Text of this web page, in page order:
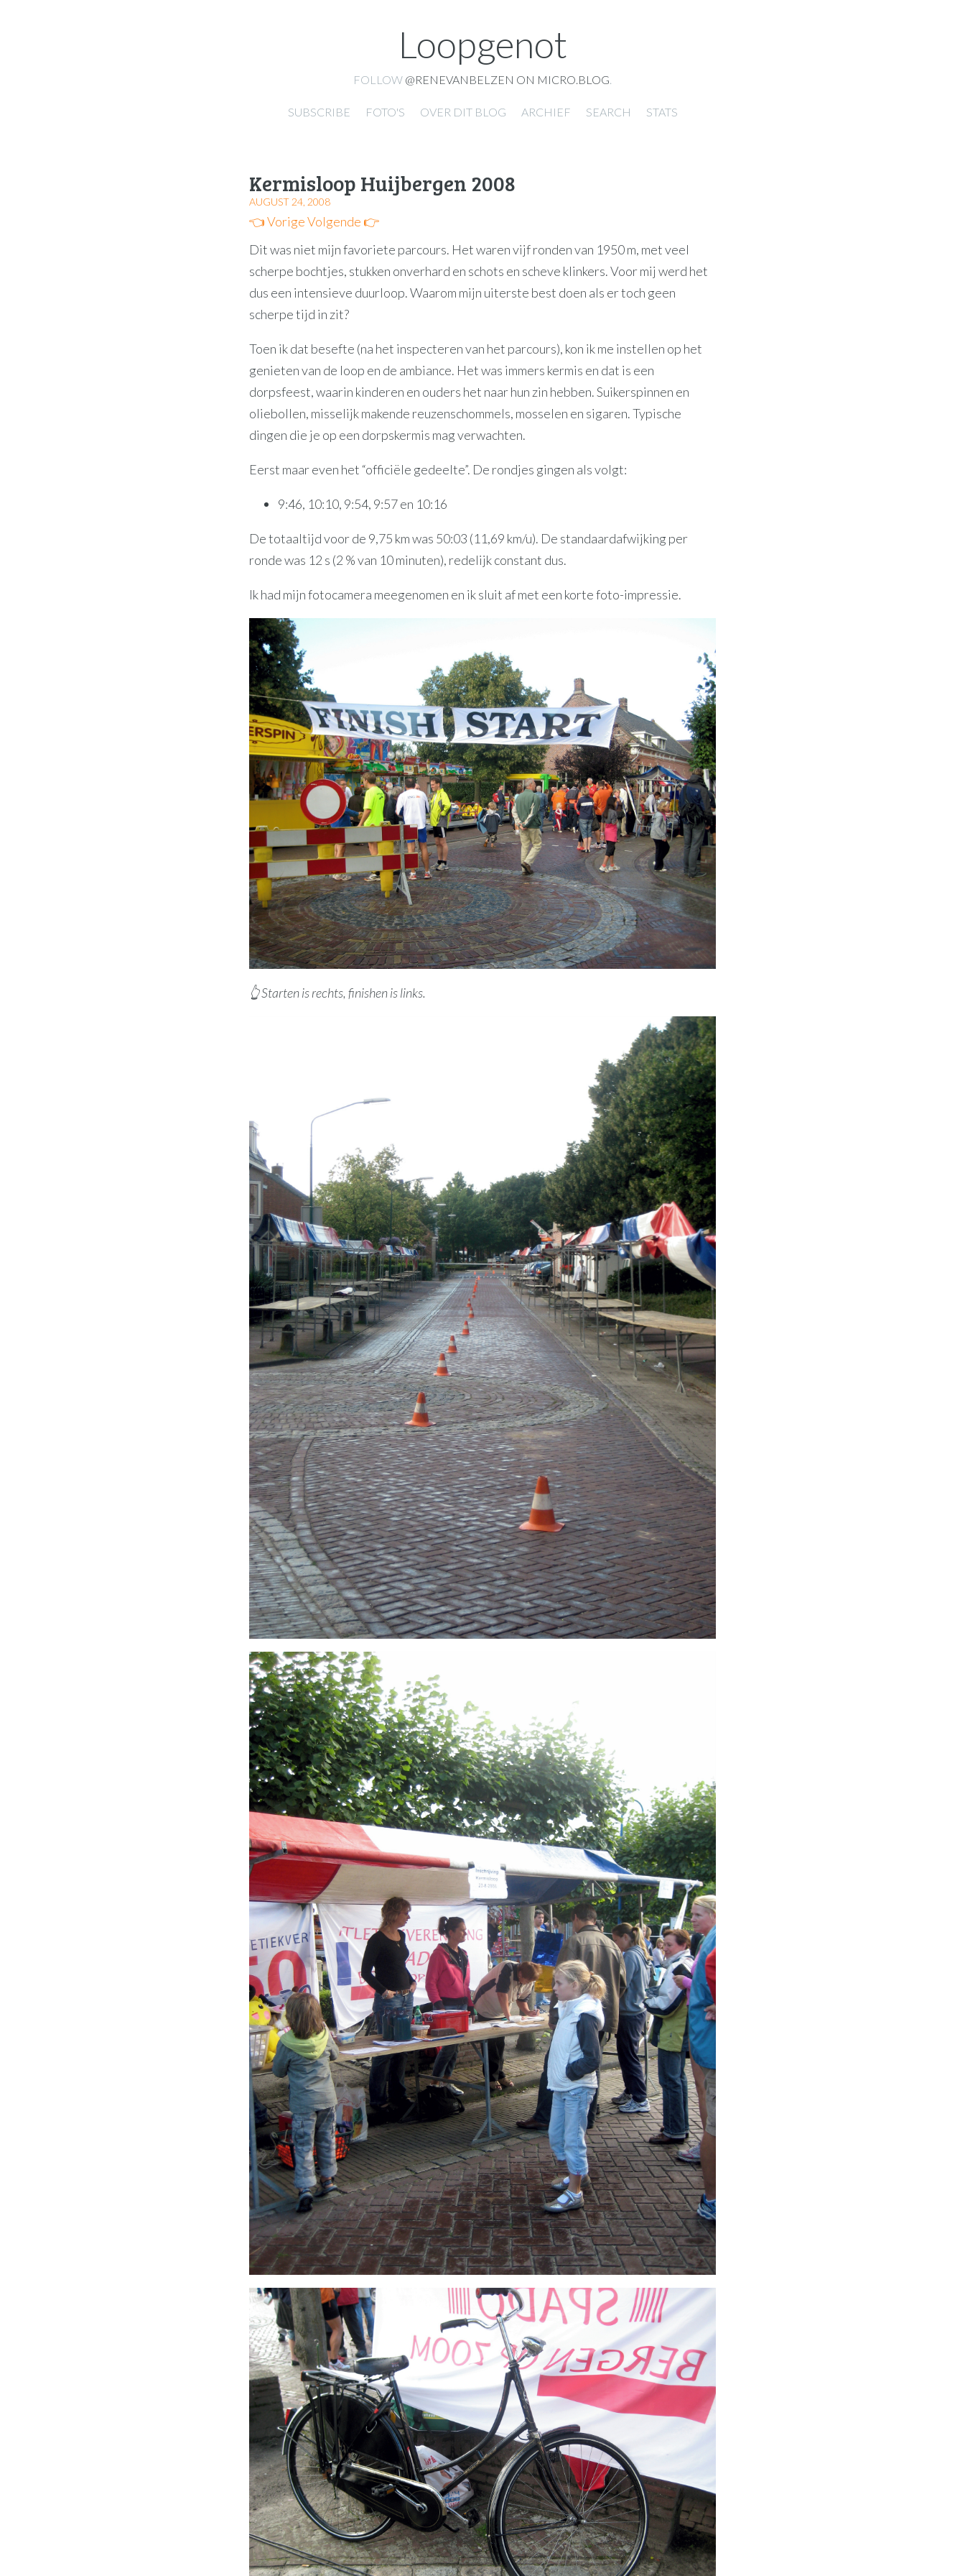
Loopgenot
FOLLOW @RENEVANBELZEN ON MICRO.BLOG.
SUBSCRIBE FOTO'S OVER DIT BLOG ARCHIEF SEARCH STATS
Kermisloop Huijbergen 2008
AUGUST 24, 2008
👈 VorigeVolgende 👉
Dit was niet mijn favoriete parcours. Het waren vijf ronden van 1950 m, met veel
scherpe bochtjes, stukken onverhard en schots en scheve klinkers. Voor mij werd het
dus een intensieve duurloop. Waarom mijn uiterste best doen als er toch geen
scherpe tijd in zit?
Toen ik dat besefte (na het inspecteren van het parcours), kon ik me instellen op het
genieten van de loop en de ambiance. Het was immers kermis en dat is een
dorpsfeest, waarin kinderen en ouders het naar hun zin hebben. Suikerspinnen en
oliebollen, misselijk makende reuzenschommels, mosselen en sigaren. Typische
dingen die je op een dorpskermis mag verwachten.
Eerst maar even het “officiële gedeelte”. De rondjes gingen als volgt:
9:46, 10:10, 9:54, 9:57 en 10:16
De totaaltijd voor de 9,75 km was 50:03 (11,69 km/u). De standaardafwijking per
ronde was 12 s (2 % van 10 minuten), redelijk constant dus.
Ik had mijn fotocamera meegenomen en ik sluit af met een korte foto-impressie.
👆 Starten is rechts, finishen is links.